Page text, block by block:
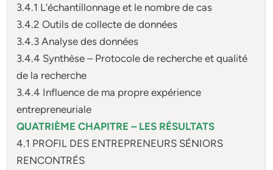
3.4.1 L’échantillonnage et le nombre de cas
3.4.2 Outils de collecte de données
3.4.3 Analyse des données
3.4.4 Synthèse – Protocole de recherche et qualité
de la recherche
3.4.4 Influence de ma propre expérience
entrepreneuriale
QUATRIÈME CHAPITRE – LES RÉSULTATS
4.1 PROFIL DES ENTREPRENEURS SÉNIORS
RENCONTRÉS